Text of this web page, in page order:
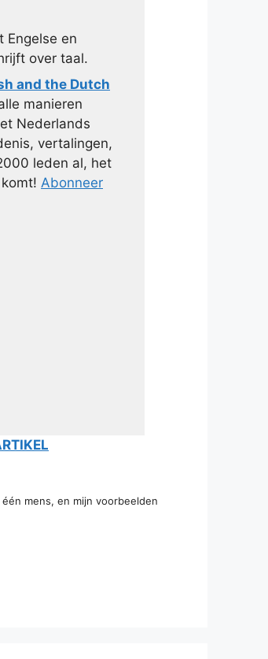
Engelse en
over taal.
and the Dutch
manieren
Nederlands
vertalingen,
leden al, het
Abonneer
mens, en mijn voorbeelden